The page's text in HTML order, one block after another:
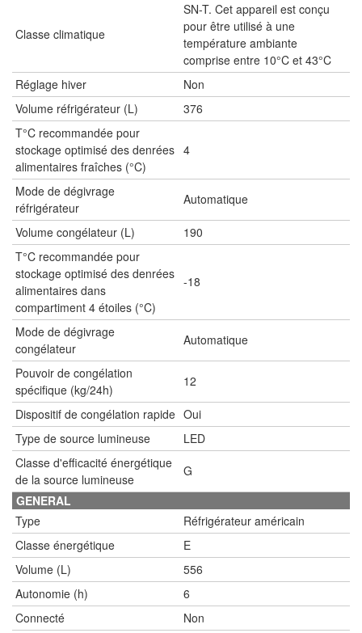
Classe climatique
SN-T. Cet appareil est conçu
pour être utilisé à une
température ambiante
comprise entre 10°C et 43°C
Réglage hiver
Non
Volume réfrigérateur (L)
376
T°C recommandée pour
stockage optimisé des denrées
alimentaires fraîches (°C)
4
Mode de dégivrage
réfrigérateur
Automatique
Volume congélateur (L)
190
T°C recommandée pour
stockage optimisé des denrées
alimentaires dans
compartiment 4 étoiles (°C)
-18
Mode de dégivrage
congélateur
Automatique
Pouvoir de congélation
spécifique (kg/24h)
12
Dispositif de congélation rapide Oui
Type de source lumineuse
LED
Classe d'efficacité énergétique
de la source lumineuse
G
GENERAL
Type
Réfrigérateur américain
Classe énergétique
E
Volume (L)
556
Autonomie (h)
6
Connecté
Non